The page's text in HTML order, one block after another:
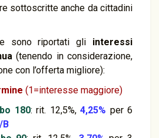
sottoscritte anche da cittadini
sono riportati gli interessi
(tenendo in considerazione,
con l’offerta migliore):
(1=interesse maggiore)
180: rit. 12,5%,4,25% per 6
B